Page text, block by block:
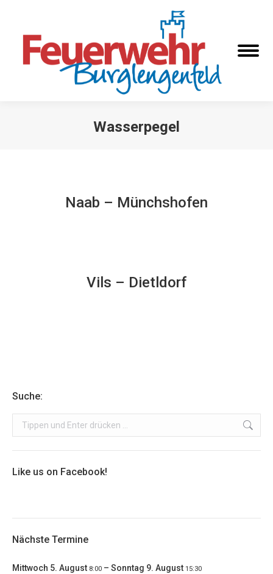
Wasserpegel
Naab – Münchshofen
Vils – Dietldorf
Suche:
Search:
Like us on Facebook!
Nächste Termine
Mittwoch 5. August 8:00 – Sonntag 9. August 15:30